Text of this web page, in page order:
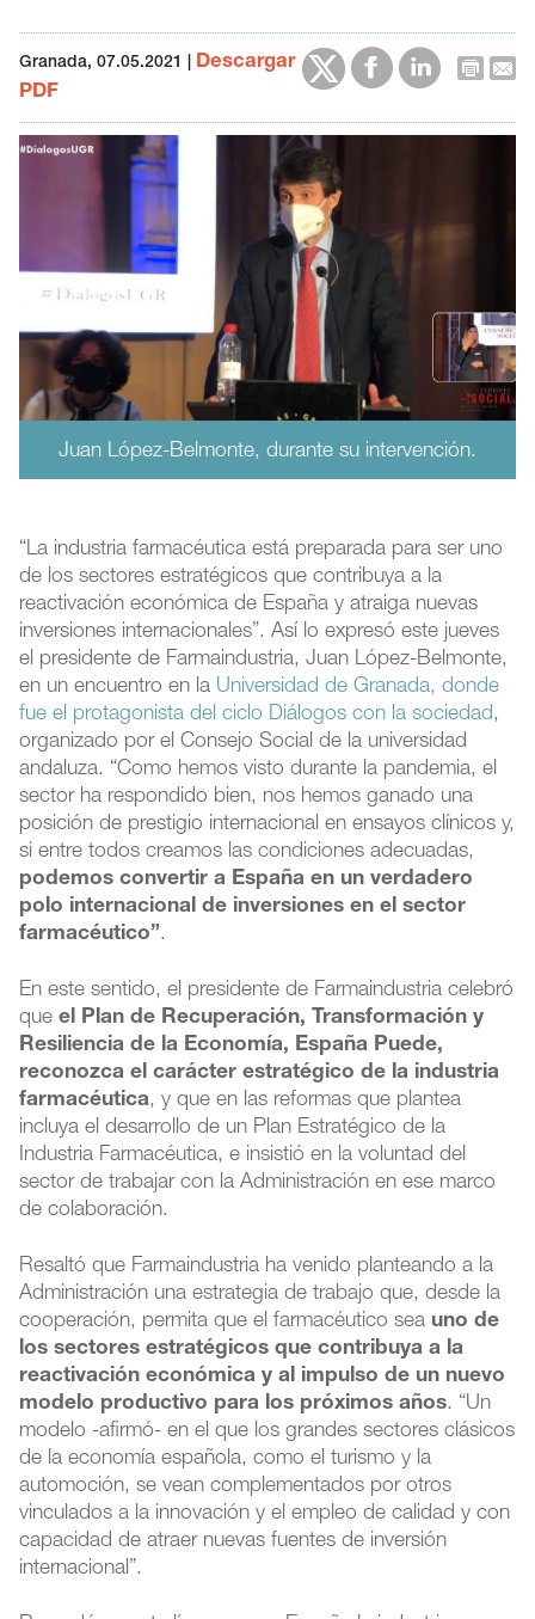
Granada, 07.05.2021
Descargar
PDF
Juan López-Belmonte, durante su intervención.
“La industria farmacéutica está preparada para ser uno
de los sectores estratégicos que contribuya a la
reactivación económica de España y atraiga nuevas
inversiones internacionales”. Así lo expresó este jueves
el presidente de Farmaindustria, Juan López-Belmonte,
en un encuentro en la Universidad de Granada, donde
fue el protagonista del ciclo Diálogos con la sociedad,
organizado por el Consejo Social de la universidad
andaluza. “Como hemos visto durante la pandemia, el
sector ha respondido bien, nos hemos ganado una
posición de prestigio internacional en ensayos clínicos y,
si entre todos creamos las condiciones adecuadas,
podemos convertir a España en un verdadero
polo internacional de inversiones en el sector
farmacéutico”.
En este sentido, el presidente de Farmaindustria celebró
queel Plan de Recuperación, Transformación y
Resiliencia de la Economía, España Puede,
reconozca el carácter estratégico de la industria
farmacéutica, y que en las reformas que plantea
incluya el desarrollo de un Plan Estratégico de la
Industria Farmacéutica, e insistió en la voluntad del
sector de trabajar con la Administración en ese marco
de colaboración.
Resaltó que Farmaindustria ha venido planteando a la
Administración una estrategia de trabajo que, desde la
cooperación, permita que el farmacéutico sea uno de
los sectores estratégicos que contribuya a la
reactivación económica y al impulso de un nuevo
modelo productivo para los próximos años. “Un
modelo -afirmó- en el que los grandes sectores clásicos
de la economía española, como el turismo y la
automoción, se vean complementados por otros
vinculados a la innovación y el empleo de calidad y con
capacidad de atraer nuevas fuentes de inversión
internacional”.